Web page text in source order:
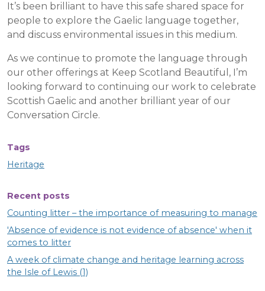
It’s been brilliant to have this safe shared space for
people to explore the Gaelic language together,
and discuss environmental issues in this medium.
As we continue to promote the language through
our other offerings at Keep Scotland Beautiful, I’m
looking forward to continuing our work to celebrate
Scottish Gaelic and another brilliant year of our
Conversation Circle.
Tags
Heritage
Recent posts
Counting litter – the importance of measuring to manage
'Absence of evidence is not evidence of absence' when it
comes to litter
A week of climate change and heritage learning across
the Isle of Lewis (1)